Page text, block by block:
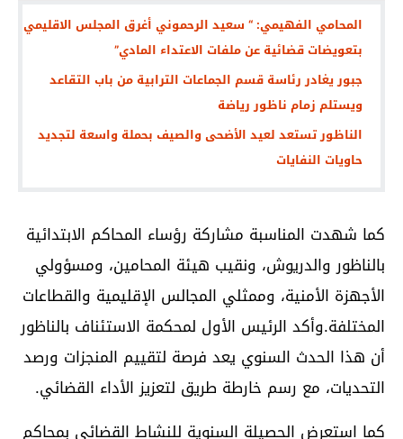
المحامي الفهيمي: “ سعيد الرحموني أغرق المجلس الاقليمي
بتعويضات قضائية عن ملفات الاعتداء المادي”
جبور يغادر رئاسة قسم الجماعات الترابية من باب التقاعد
ويستلم زمام ناظور رياضة
الناظور تستعد لعيد الأضحى والصيف بحملة واسعة لتجديد
حاويات النفايات
كما شهدت المناسبة مشاركة رؤساء المحاكم الابتدائية
بالناظور والدريوش، ونقيب هيئة المحامين، ومسؤولي
الأجهزة الأمنية، وممثلي المجالس الإقليمية والقطاعات
المختلفة.وأكد الرئيس الأول لمحكمة الاستئناف بالناظور
أن هذا الحدث السنوي يعد فرصة لتقييم المنجزات ورصد
التحديات، مع رسم خارطة طريق لتعزيز الأداء القضائي.
كما استعرض الحصيلة السنوية للنشاط القضائي بمحاكم